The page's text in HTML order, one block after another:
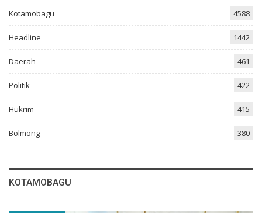
Kotamobagu 4588
Headline 1442
Daerah 461
Politik 422
Hukrim 415
Bolmong 380
KOTAMOBAGU